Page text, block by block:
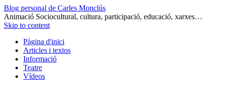
Blog personal de Carles Monclús
Animació Sociocultural, cultura, participació, educació, xarxes…
Skip to content
Pàgina d'inici
Articles i textos
Informació
Teatre
Vídeos